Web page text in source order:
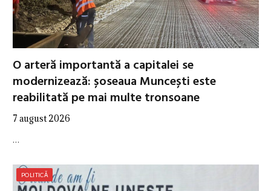
O arteră importantă a capitalei se
modernizează: șoseaua Muncești este
reabilitată pe mai multe tronsoane
7 august 2026
…
POLITICĂ